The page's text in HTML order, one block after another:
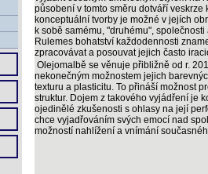
působení v tomto směru dotváří
konceptuální tvorby je možné v jejích
k sobě samému, "druhému",
Rulemes bohatství každodennosti
zpracovávat a posouvat jejich často
Olejomalbě se věnuje přibližně od r.
nekonečným možnostem jejich
texturu a plasticitu. To přináší možnost
struktur. Dojem z takového vyjádření je
ojedinělé zkušenosti s ohlasy na její
chce vyjadřováním svých emocí nad
možností nahlížení a vnímání